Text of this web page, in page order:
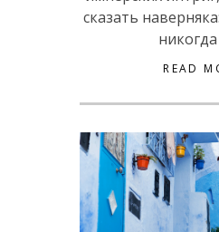
сказать
READ